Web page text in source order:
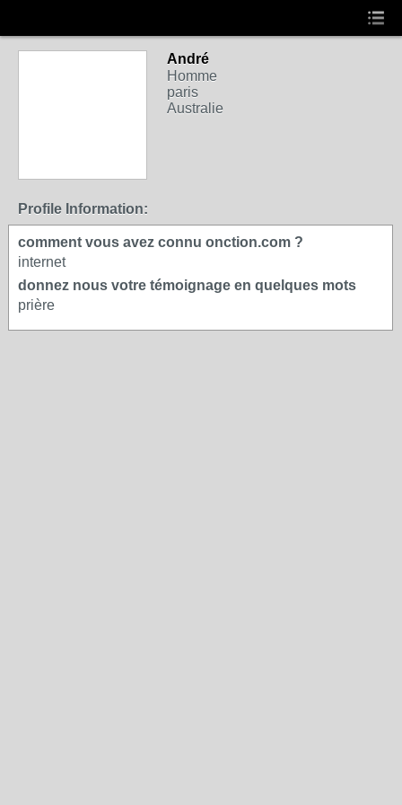
André
Homme
paris
Australie
Profile Information:
comment vous avez connu onction.com ?
internet
donnez nous votre témoignage en quelques mots
prière